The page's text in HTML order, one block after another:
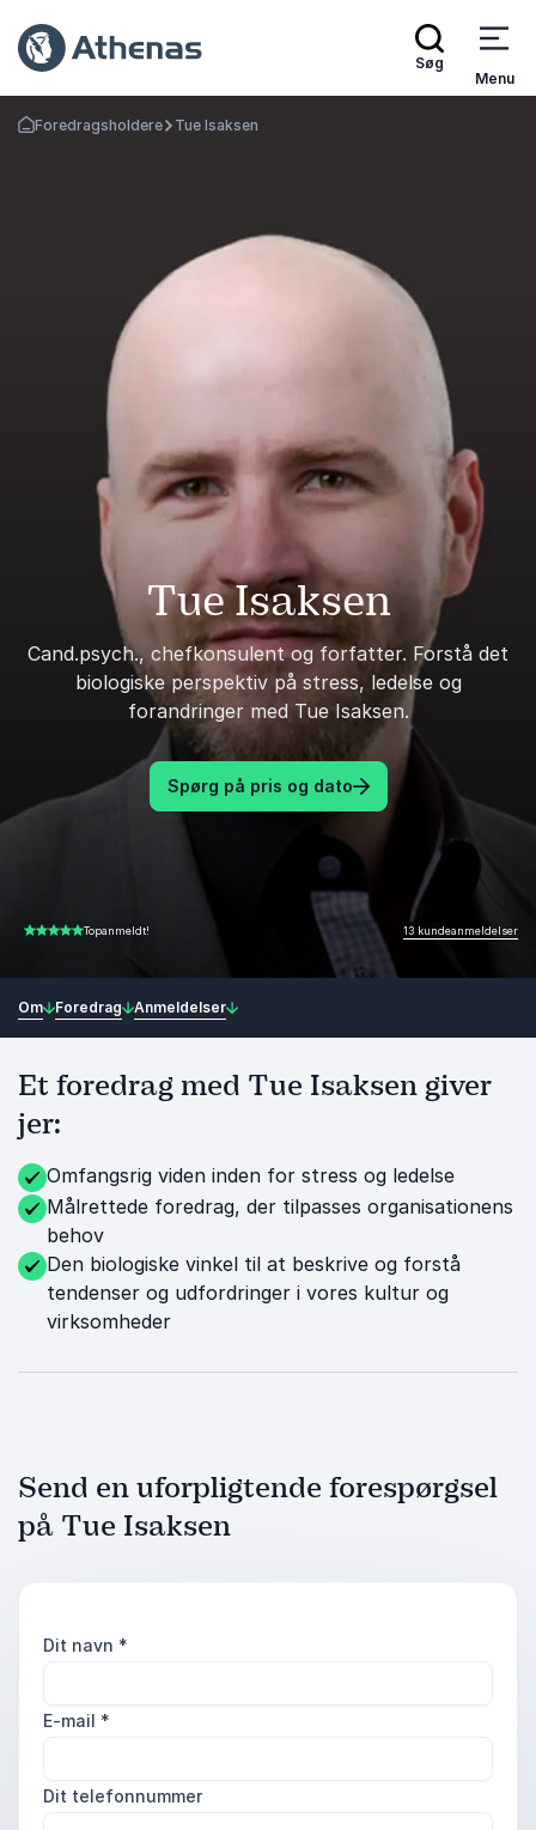
Søg
Menu
Tilbage til forsiden
Foredragsholdere Tue Isaksen
Tue Isaksen
Cand.psych., chefkonsulent og forfatter. Forstå det
biologiske perspektiv på stress, ledelse og
forandringer med Tue Isaksen.
Spørg på pris og dato
4.92 ud af 5Topanmeldt! 13 kundeanmeldelser
Om Foredrag Anmeldelser
Et foredrag med Tue Isaksen giver
jer:
Omfangsrig viden inden for stress og ledelse
Målrettede foredrag, der tilpasses organisationens
behov
Den biologiske vinkel til at beskrive og forstå
tendenser og udfordringer i vores kultur og
virksomheder
Send en uforpligtende forespørgsel
på Tue Isaksen
Dit navn *
E-mail *
Dit telefonnummer